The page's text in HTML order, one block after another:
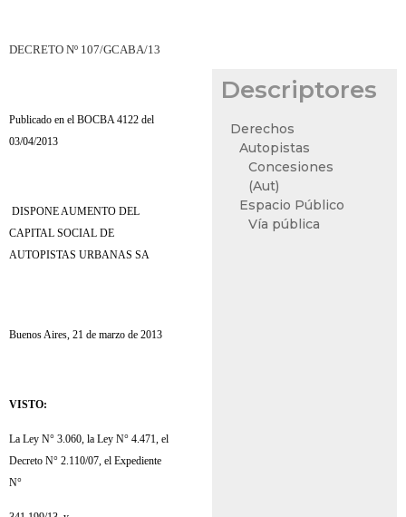
DECRETO Nº 107/GCABA/13
Publicado en el BOCBA 4122 del
03/04/2013
DISPONE AUMENTO DEL
CAPITAL SOCIAL DE
AUTOPISTAS URBANAS SA
Buenos Aires, 21 de marzo de 2013
VISTO:
La Ley N° 3.060, la Ley N° 4.471, el
Decreto N° 2.110/07, el Expediente
N°
Descriptores
Derechos
Autopistas
Concesiones
(Aut)
Espacio Público
Vía pública